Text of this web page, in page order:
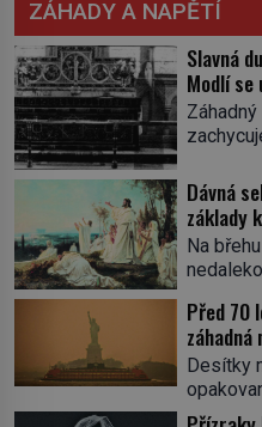
ZÁHADY A NAPĚTÍ
Slavná
Modlí
oltáře je
bílým
vše za
jedna z
fotek?
Dávná
základy
Na
žen.
věnuje
a někdy
skupinu
Před 70
Desítky